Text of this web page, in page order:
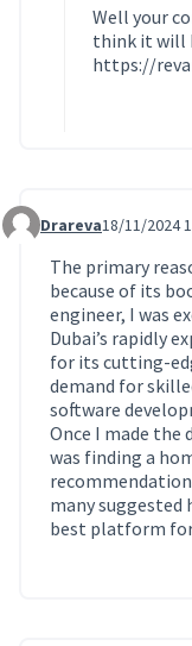
Well your
think it will
https://
Commentaire 1415
Drareva18/11/2024
The primary
because of its
engineer, I was
Dubai’s rapidly
for its cutting-
demand for
software
Once I made the
was finding a
many suggested
best platform